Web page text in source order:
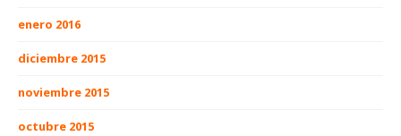
enero 2016
diciembre 2015
noviembre 2015
octubre 2015